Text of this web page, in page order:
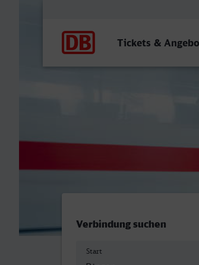
Tickets &
Bingen (Rhein)
Verbindung suchen
Start